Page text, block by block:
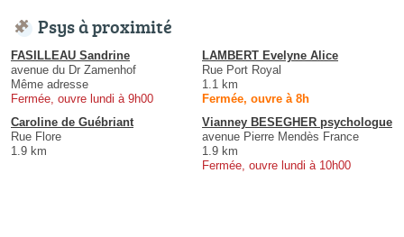
Psys à proximité
FASILLEAU Sandrine
avenue du Dr Zamenhof
Même adresse
Fermée, ouvre lundi à 9h00
LAMBERT Evelyne Alice
Rue Port Royal
1.1 km
Fermée, ouvre à 8h
Caroline de Guébriant
Rue Flore
1.9 km
Vianney BESEGHER psychologue
avenue Pierre Mendès France
1.9 km
Fermée, ouvre lundi à 10h00